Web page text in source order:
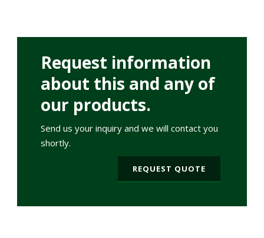
Request information
about this and any of
our products.
Send us your inquiry and we will contact you
shortly.
REQUEST QUOTE